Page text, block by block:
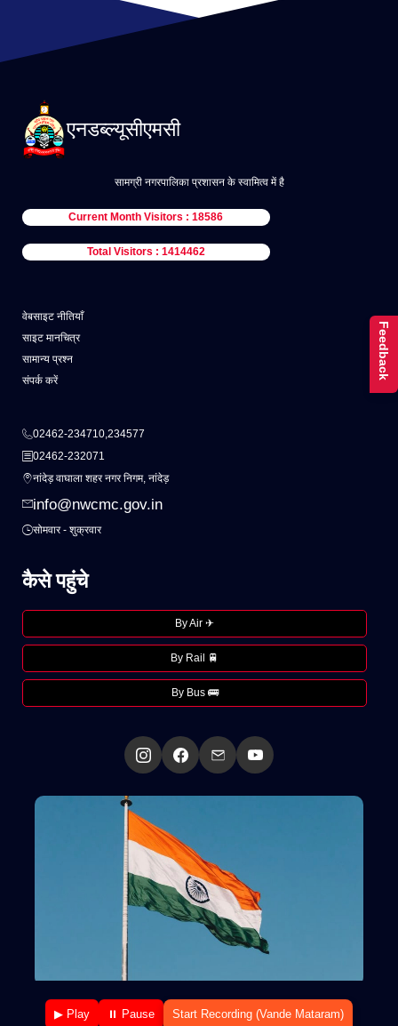
एनडब्ल्यूसीएमसी
सामग्री नगरपालिका प्रशासन के स्वामित्व में है
Current Month Visitors : 18586
Total Visitors : 1414462
वेबसाइट नीतियाँ
साइट मानचित्र
सामान्य प्रश्न
संपर्क करें
02462-234710,234577
02462-232071
नांदेड़ वाघाला शहर नगर निगम, नांदेड़
info@nwcmc.gov.in
सोमवार - शुक्रवार
कैसे पहुंचे
By Air ✈
By Rail 🚆
By Bus 🚌
▶ Play ⏸ Pause Start Recording (Vande Mataram)
Feedback